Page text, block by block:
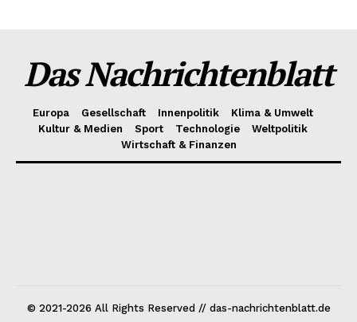
Das Nachrichtenblatt
Europa Gesellschaft Innenpolitik
Klima & Umwelt
Kultur & Medien
Sport Technologie
Weltpolitik
Wirtschaft & Finanzen
© 2021-2026 All Rights Reserved // das-nachrichtenblatt.de